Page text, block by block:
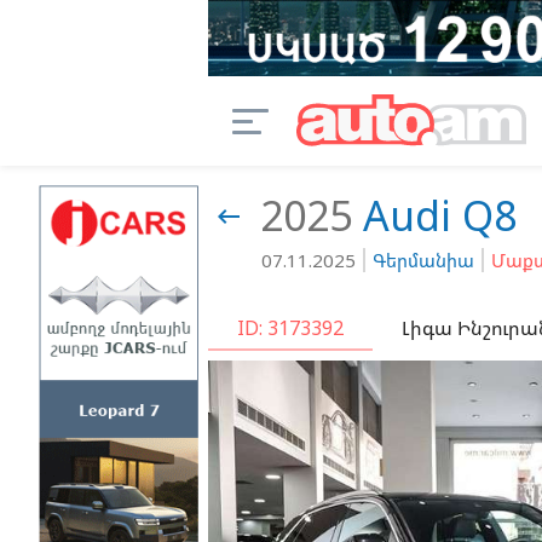
 2025 Audi Q8
07.11.2025 Գերմանիա
ID: 3173392 Լիգա